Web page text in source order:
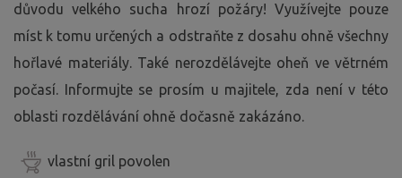
důvodu velkého sucha hrozí požáry! Využívejte pouze
míst k tomu určených a odstraňte z dosahu ohně všechny
hořlavé materiály. Také nerozdělávejte oheň ve větrném
počasí. Informujte se prosím u majitele, zda není v této
oblasti rozdělávání ohně dočasně zakázáno.
vlastní gril povolen